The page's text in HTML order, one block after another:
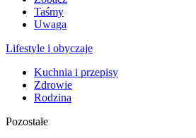
Taśmy
Uwaga
Lifestyle i obyczaje
Kuchnia i przepisy
Zdrowie
Rodzina
Pozostałe